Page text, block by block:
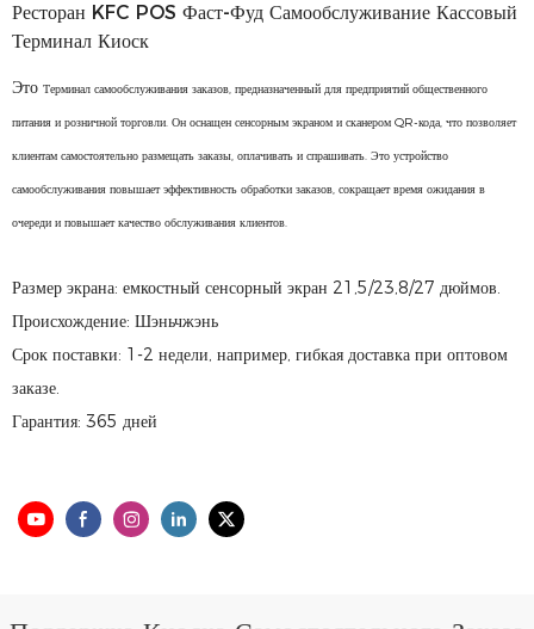
Ресторан KFC POS Фаст-Фуд Самообслуживание Кассовый
Терминал Киоск
Это Терминал самообслуживания заказов, предназначенный для предприятий общественного
питания и розничной торговли. Он оснащен сенсорным экраном и сканером QR-кода, что позволяет
клиентам самостоятельно размещать заказы, оплачивать и спрашивать. Это устройство
самообслуживания повышает эффективность обработки заказов, сокращает время ожидания в
очереди и повышает качество обслуживания клиентов.
Размер экрана: емкостный сенсорный экран 21,5/23,8/27 дюймов.
Происхождение: Шэньчжэнь
Срок поставки: 1-2 недели, например, гибкая доставка при оптовом
заказе.
Гарантия: 365 дней